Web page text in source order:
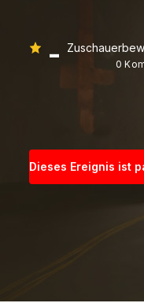
- 0
Dieses Ereignis ist